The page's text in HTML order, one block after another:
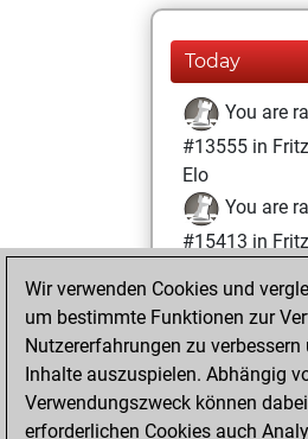
Today
You are
#13555 in
Elo
You are
#15413 in Fritz
Samstag,
Dezember 9,
You
BeautyScore
Wir verwenden Cookies und
um bestimmte Funktionen zur
Nutzererfahrungen zu
Inhalte auszuspielen. Abhängig
Verwendungszweck können
erforderlichen Cookies auch